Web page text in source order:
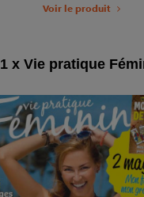
Voir le produit
1 x Vie pratique